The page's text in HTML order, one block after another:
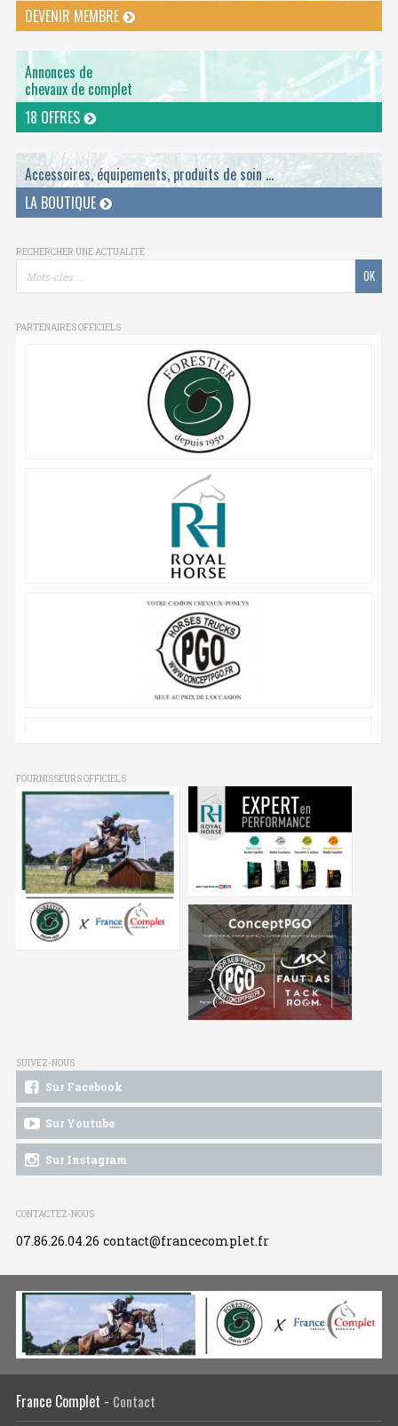
DEVENIR MEMBRE
Annonces de
chevaux de complet
18 OFFRES
Accessoires, équipements, produits de soin ...
LA BOUTIQUE
RECHERCHER UNE ACTUALITÉ
PARTENAIRES OFFICIELS
FOURNISSEURS OFFICIELS
SUIVEZ-NOUS
Sur Facebook
Sur Youtube
Sur Instagram
CONTACTEZ-NOUS
07.86.26.04.26 contact@francecomplet.fr
France Complet - Contact